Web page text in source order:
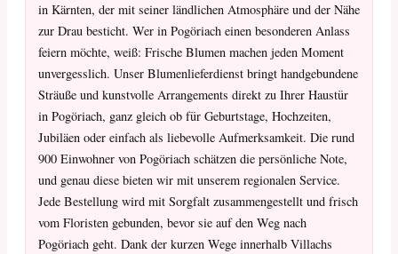
in Kärnten, der mit seiner ländlichen Atmosphäre und der Nähe
zur Drau besticht. Wer in Pogöriach einen besonderen Anlass
feiern möchte, weiß: Frische Blumen machen jeden Moment
unvergesslich. Unser Blumenlieferdienst bringt handgebundene
Sträuße und kunstvolle Arrangements direkt zu Ihrer Haustür
in Pogöriach, ganz gleich ob für Geburtstage, Hochzeiten,
Jubiläen oder einfach als liebevolle Aufmerksamkeit. Die rund
900 Einwohner von Pogöriach schätzen die persönliche Note,
und genau diese bieten wir mit unserem regionalen Service.
Jede Bestellung wird mit Sorgfalt zusammengestellt und frisch
vom Floristen gebunden, bevor sie auf den Weg nach
Pogöriach geht. Dank der kurzen Wege innerhalb Villachs